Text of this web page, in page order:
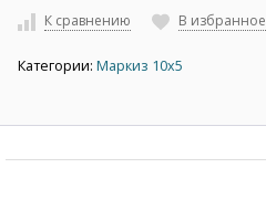
К сравнению В избранное
Категории: Маркиз 10х5